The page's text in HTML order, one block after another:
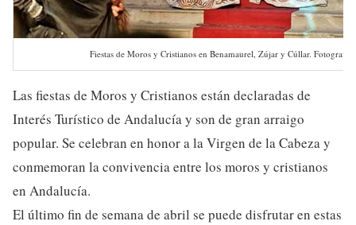
Fiestas de Moros y Cristianos en Benamaurel, Zújar y Cúllar.
Las fiestas de Moros y Cristianos están declaradas de
Interés Turístico de Andalucía y son de gran arraigo
popular. Se celebran en honor a la Virgen de la Cabeza y
conmemoran la convivencia entre los moros y cristianos
en Andalucía.
El último fin de semana de abril se puede disfrutar en estas